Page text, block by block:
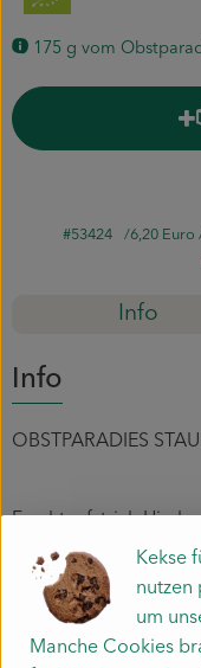
175 g vom
#53424 6,20 Euro
Info
Info
OBSTPARADIES
Fruchtaufstrich
Zutaten:
aus kontrolliert
Kekse
nutzen
um
Manche Cookies